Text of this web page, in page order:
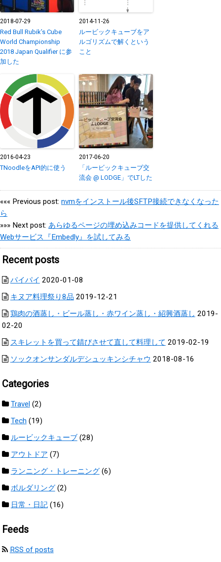
2018-07-29
Red Bull Rubik’s Cube
World Championship
2018 Japan Qualifier に参
加した
2014-11-26
ルービックキューブをア
ルゴリズムで解くという
こと
2016-04-23
TNoodleをAPI的に使う
2017-06-20
「ルービックキューブ交
流会 @ LODGE」でLTした
««« Previous post: nvmをインストール後SFTP接続できなくなった
ら
»»» Next post: あらゆるページの埋め込みコードを提供してくれる
Webサービス『Embedly』を試してみる
Recent posts
パイパイ 2020-01-08
キヌア料理祭り8品 2019-12-21
鶏肉の酒蒸し・ビール蒸し・赤ワイン蒸し・紹興酒蒸し 2019-
02-20
スキレットを買って錆びさせて直して料理して 2019-02-19
ソックオンサンダルデシュッキンシチャウ 2018-08-16
Categories
Travel(2)
Tech(19)
ルービックキューブ(28)
アウトドア (7)
ランニング・トレーニング(6)
ボルダリング(2)
日常・日記(16)
Feeds
RSS of posts